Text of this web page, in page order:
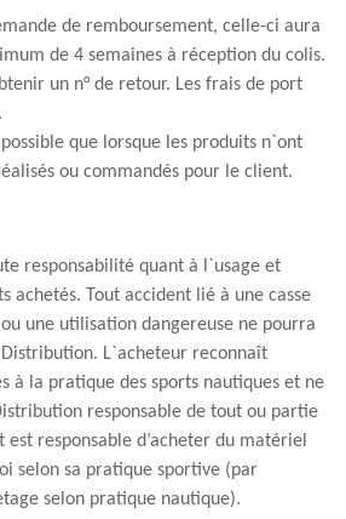
de remboursement, celle-ci aura
de 4 semaines à réception du colis.
un n° de retour. Les frais de port
que lorsque les produits n`ont
ou commandés pour le client.
responsabilité quant à l`usage et
achetés. Tout accident lié à une casse
une utilisation dangereuse ne pourra
L`acheteur reconnaît
à la pratique des sports nautiques et ne
responsable de tout ou partie
responsable d’acheter du matériel
selon sa pratique sportive (par
selon pratique nautique).